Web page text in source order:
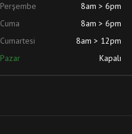
Perşembe
8am > 6pm
Cuma
8am > 6pm
Cumartesi
8am > 12pm
Pazar
Kapalı